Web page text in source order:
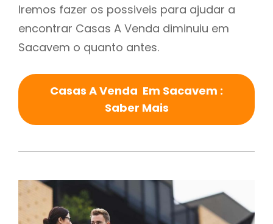
Iremos fazer os possiveis para ajudar a
encontrar Casas A Venda diminuiu em
Sacavem o quanto antes.
Casas A Venda Em Sacavem :
Saber Mais